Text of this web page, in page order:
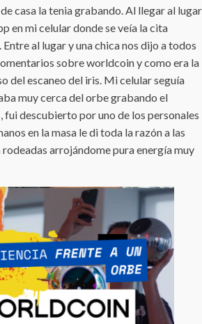
casa la tenia grabando. Al llegar al lugar
en mi celular donde se veía la cita
al lugar y una chica nos dijo a todos
sobre worldcoin y como era la
del escaneo del iris. Mi celular seguía
muy cerca del orbe grabando el
fui descubierto por uno de los personales
en la masa le di toda la razón a las
rodeadas arrojándome pura energía muy